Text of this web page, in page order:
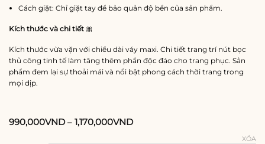
Cách giặt: Chỉ giặt tay để bảo quản độ bền của sản phẩm.
Kích thước và chi tiết 🎀
Kích thước vừa vặn với chiều dài váy maxi. Chi tiết trang trí nút bọc
thủ công tinh tế làm tăng thêm phần độc đáo cho trang phục. Sản
phẩm đem lại sự thoải mái và nổi bật phong cách thời trang trong
mọi dịp.
990,000VND– 1,170,000VND
XÓA